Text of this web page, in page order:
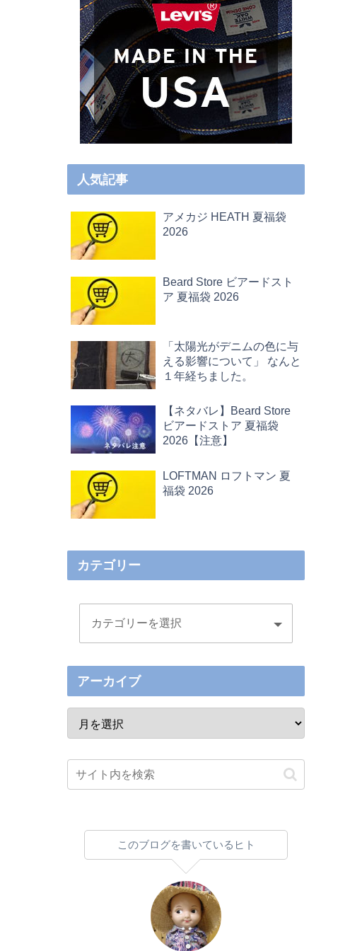
人気記事
アメカジ HEATH 夏福袋
2026
Beard Store ビアードスト
ア 夏福袋 2026
「太陽光がデニムの色に与
える影響について」 なんと
１年経ちました。
【ネタバレ】Beard Store
ビアードストア 夏福袋
2026【注意】
LOFTMAN ロフトマン 夏
福袋 2026
カテゴリー
アーカイブ
このブログを書いているヒト